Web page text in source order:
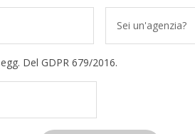
Sei un'agenzia?
Del GDPR 679/2016.